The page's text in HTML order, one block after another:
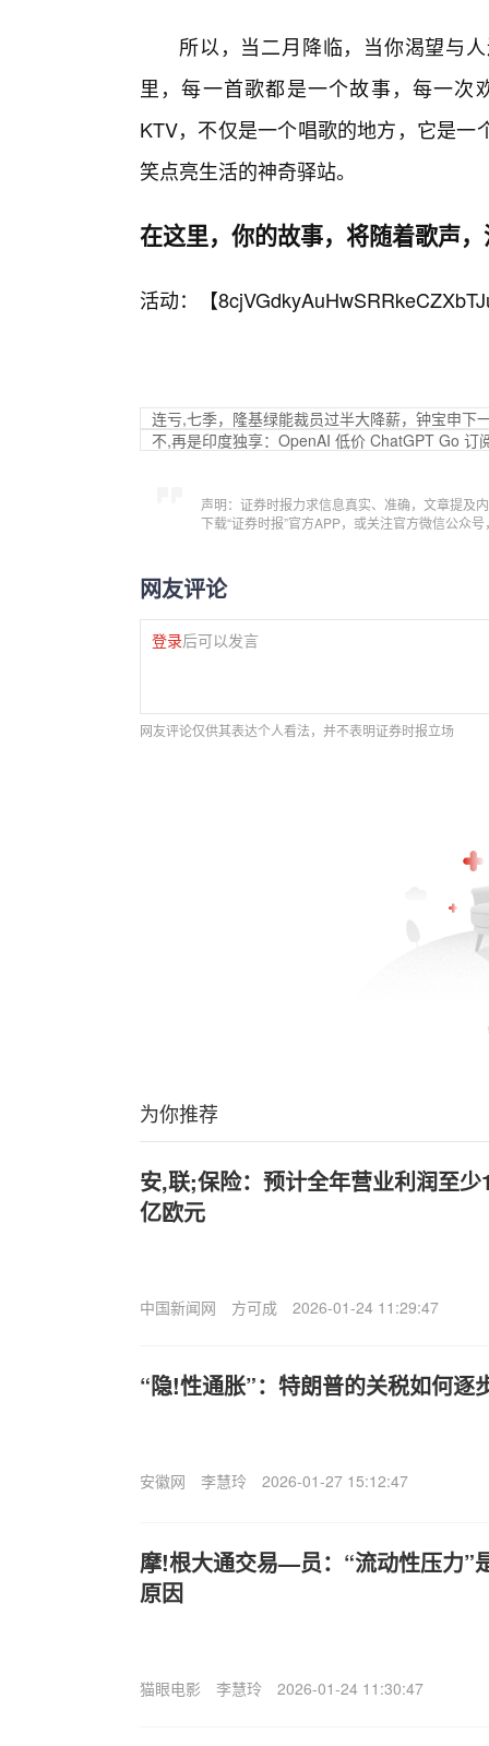
所以，当二月降临，当你渴望与
里，每一首歌都是一个故事，每一
KTV，不仅是一个唱歌的地方，它是
笑点亮生活的神奇驿站。
在这里，你的故事，将随着歌声
活动：【
连亏,七季，隆基绿能裁员过半大降薪，钟宝申下
不,再是印度独享：OpenAI 低价 ChatGPT Go
声明：证券时报力求信息真实、准确，文章提及
下载“证券时报”官方APP，或关注官方微信公众
网友评论
登录后可以发言
网友评论仅供其表达个人看法，并不表明证券时报立场
为你推荐
安,联;保险：预计全年营业利润至
亿欧元
中国新闻网 方可成 2026-01-24 11:29:47
“隐!性通胀”：特朗普的关税如何逐
安徽网 李慧玲 2026-01-27 15:12:47
摩!根大通交易—员：“流动性压力”
原因
猫眼电影 李慧玲 2026-01-24 11:30:47